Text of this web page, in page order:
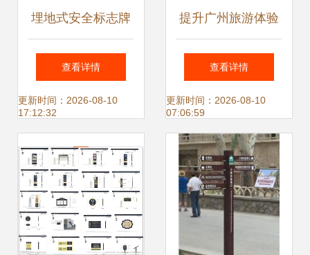
埋地式安全标志牌
不锈钢双立柱设
计，工厂定制高清
查看详情
更新时间：2026-08-10
17:12:32
提升广州旅游体验
公共标识标牌与导
视标识牌的重要性
查看详情
更新时间：2026-08-10
07:06:59